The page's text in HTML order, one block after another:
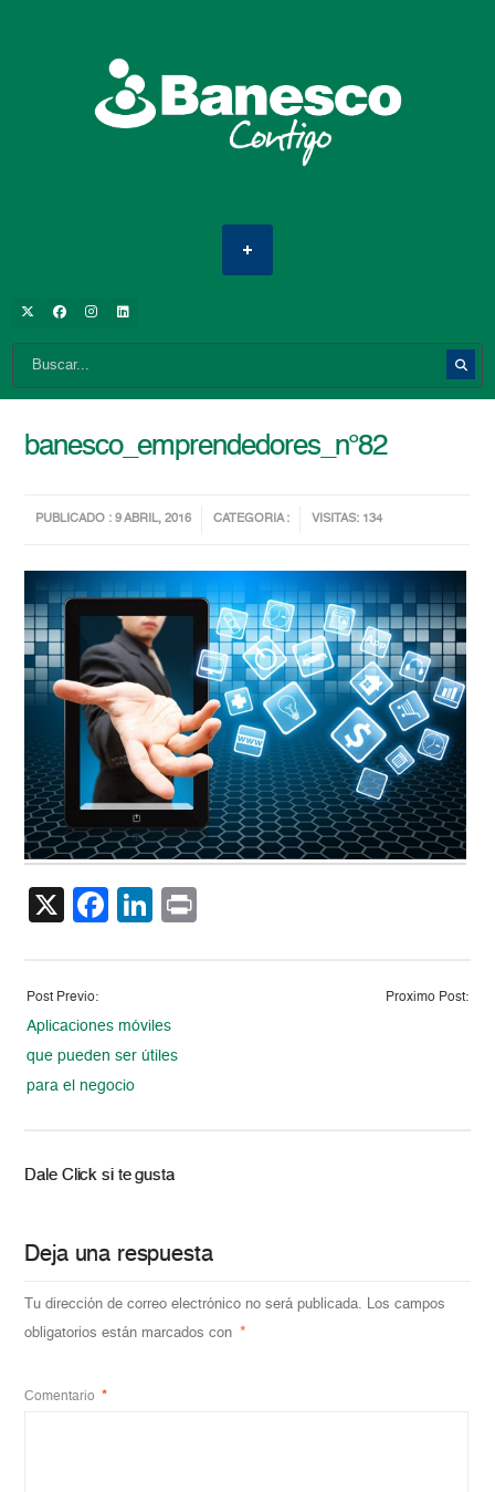
banesco_emprendedores_n°82
PUBLICADO : 9 ABRIL, 2016 CATEGORIA : VISITAS: 134
X Facebook
LinkedIn
Post Previo:
Aplicaciones móviles
que pueden ser útiles
para el negocio
Proximo Post:
Dale Click si te gusta
Deja una respuesta
Tu dirección de correo electrónico no será publicada. Los campos
obligatorios están marcados con *
Comentario *